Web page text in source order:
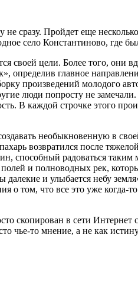
сразу. Пройдет еще
село Константиново, где
своей цели. Более того, они
определив главное
произведений молодого
люди попросту не
В каждой строчке этого
необыкновенную в
возвратился после
способный радоваться
полей и полноводных рек,
и улыбается небу
о том, что все это уже
скопирован в сети
чье-то мнение, а не как